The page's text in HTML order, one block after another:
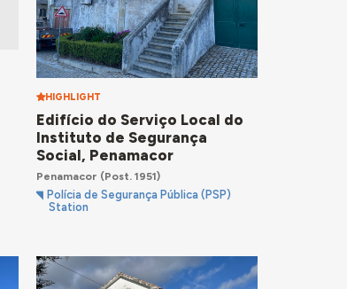
HIGHLIGHT
Edifício do Serviço Local do
Instituto de Segurança
Social, Penamacor
Penamacor (Post. 1951)
Polícia de Segurança Pública (PSP)
Station